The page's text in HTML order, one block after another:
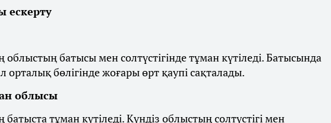
ескерту
облыстың батысы мен солтүстігінде тұман күтіледі. Батысында
орталық бөлігінде жоғары өрт қаупі сақталады.
облысы
тұман күтіледі. Күндіз облыстың солтүстігі мен